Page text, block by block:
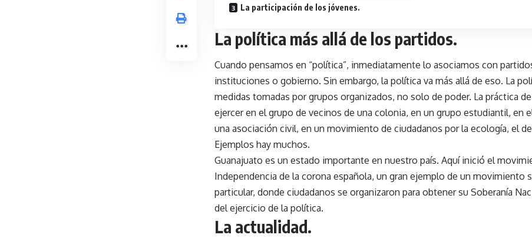
La participación de los jóvenes.
La política más allá de los partidos.
Cuando pensamos en “política”, inmediatamente lo asociamos con
instituciones o gobierno. Sin embargo, la política va más allá de eso. La
medidas tomadas por grupos organizados, no solo de poder. La práctica
ejercer en el grupo de vecinos de una colonia, en un grupo estudiantil, en
una asociación civil, en un movimiento de ciudadanos por la ecología, el
Ejemplos hay muchos.
Guanajuato es un estado importante en nuestro país. Aquí inició el
Independencia de la corona española, un gran ejemplo de un movimiento
particular, donde ciudadanos se organizaron para obtener su Soberanía
del ejercicio de la política.
La actualidad.